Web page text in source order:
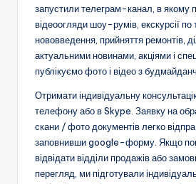
запустили телеграм-канал, в якому
відеоогляди шоу-румів, екскурсії по
нововведення, прийняття ремонтів,
актуальними новинами, акціями і
публікуємо фото і відео з
Отримати індивідуальну
телефону або в Skype. Заявку на
скани / фото документів легко
заповнивши google-форму. Якщо
відвідати відділи продажів або
перегляд, ми підготували